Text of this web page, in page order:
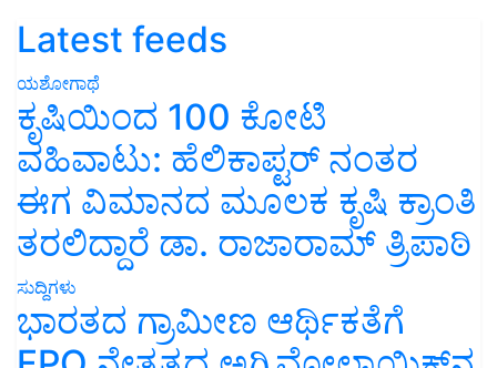
Latest feeds
ಯಶೋಗಾಥೆ
ಕೃಷಿಯಿಂದ 100 ಕೋಟಿ
ವಹಿವಾಟು: ಹೆಲಿಕಾಪ್ಟರ್ ನಂತರ
ಈಗ ವಿಮಾನದ ಮೂಲಕ ಕೃಷಿ ಕ್ರಾಂತಿ
ತರಲಿದ್ದಾರೆ ಡಾ. ರಾಜಾರಾಮ್ ತ್ರಿಪಾಠಿ
ಸುದ್ದಿಗಳು
ಭಾರತದ ಗ್ರಾಮೀಣ ಆರ್ಥಿಕತೆಗೆ